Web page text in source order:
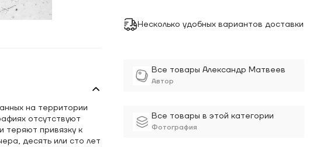
Несколько удобных вариантов доставки
Все товары Александр Матвеев
Автор
Все товары в этой категории
Фотография
на территории
отсутствуют
теряют привязку к
десять или сто лет